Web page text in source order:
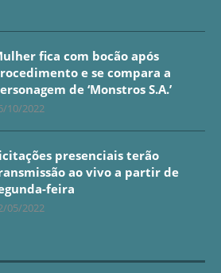
fica com bocão após
e se compara a
de ‘Monstros S.A.’
10/2022
presenciais terão
ao vivo a partir de
feira
05/2022